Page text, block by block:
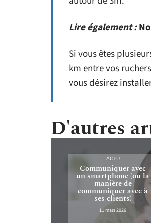
Lire également :
Si vous êtes
km entre vos
vous désirez
D'autres
ACTU
Communiquer avec
un smartphone (ou la
manière de
communiquer avec à
ses clients)
11 mars 2026